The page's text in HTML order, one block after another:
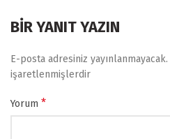
BIR YANIT YAZIN
E-posta adresiniz yayınlanmayacak.
işaretlenmişlerdir
Yorum *